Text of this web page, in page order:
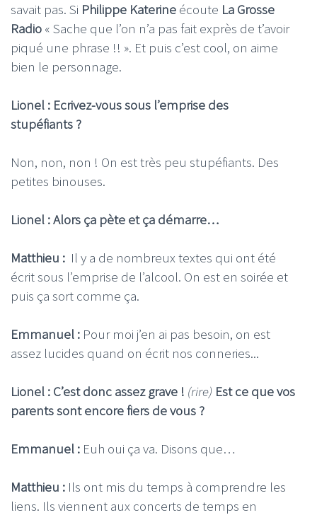
savait pas. Si Philippe Katerine écoute La Grosse
Radio « Sache que l’on n’a pas fait exprès de t’avoir
piqué une phrase !! ». Et puis c’est cool, on aime
bien le personnage.
Lionel : Ecrivez-vous sous l’emprise des
stupéfiants ?
Non, non, non ! On est très peu stupéfiants. Des
petites binouses.
Lionel : Alors ça pète et ça démarre…
Matthieu : Il y a de nombreux textes qui ont été
écrit sous l’emprise de l’alcool. On est en soirée et
puis ça sort comme ça.
Emmanuel : Pour moi j’en ai pas besoin, on est
assez lucides quand on écrit nos conneries...
Lionel : C’est donc assez grave ! (rire) Est ce que vos
parents sont encore fiers de vous ?
Emmanuel : Euh oui ça va. Disons que…
Matthieu : Ils ont mis du temps à comprendre les
liens. Ils viennent aux concerts de temps en